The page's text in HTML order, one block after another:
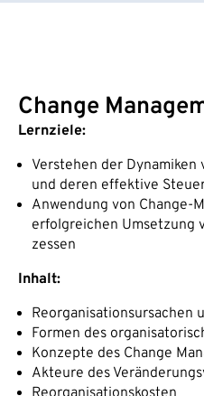
Change
Lernziele:
Verstehen der Dynamiken
und deren effektive
Anwendung von Change-
erfolgreichen Umsetzung
zessen
Inhalt:
Reorganisationsursachen
Formen des
Konzepte des Change
Akteure des